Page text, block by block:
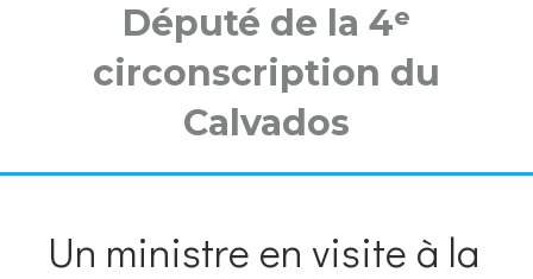
Député de la 4ᵉ
circonscription du
Calvados
Un ministre en visite à la